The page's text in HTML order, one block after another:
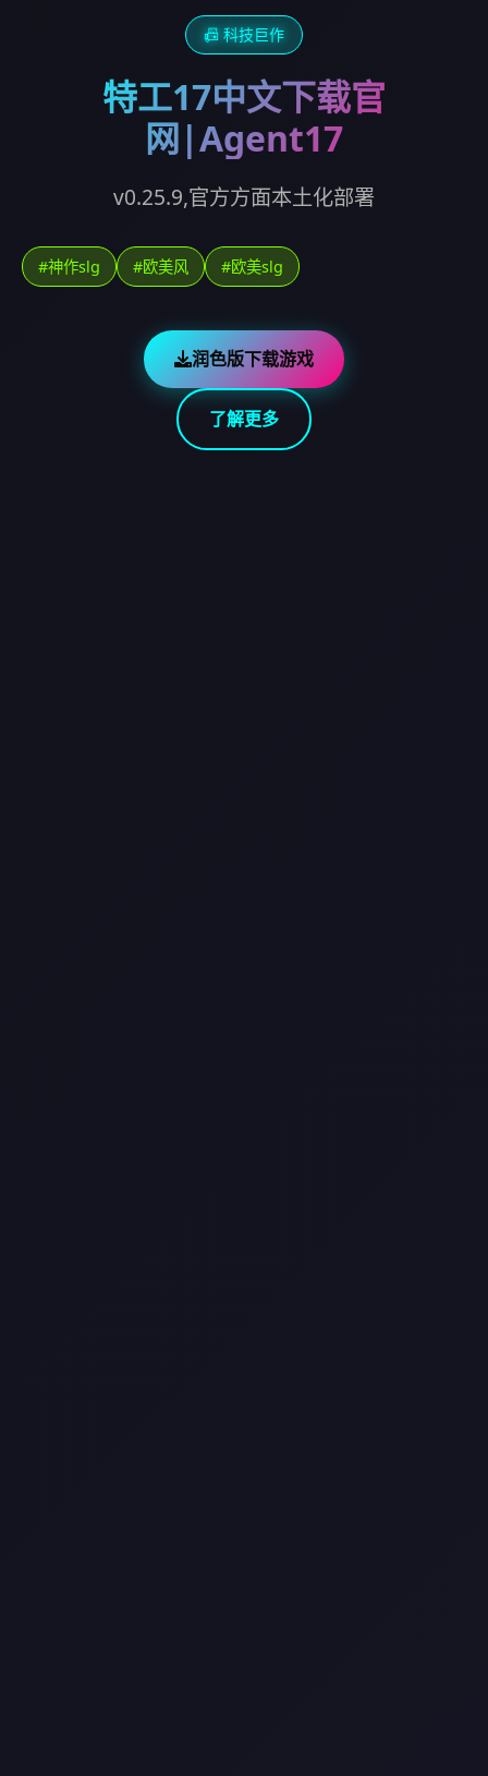
📠 科技巨作
特工17中文下载官
网|Agent17
v0.25.9,官方方面本土化部署
#神作slg #欧美风 #欧美slg
润色版下载游戏
了解更多